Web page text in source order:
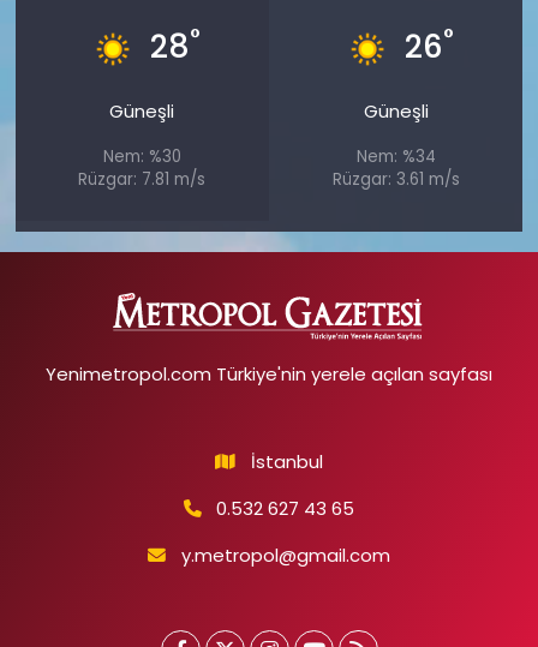
28°
Güneşli
Nem: %30
Rüzgar: 7.81 m/s
26°
Güneşli
Nem: %34
Rüzgar: 3.61 m/s
Yenimetropol.com Türkiye'nin yerele açılan sayfası
İstanbul
0.532 627 43 65
y.metropol@gmail.com